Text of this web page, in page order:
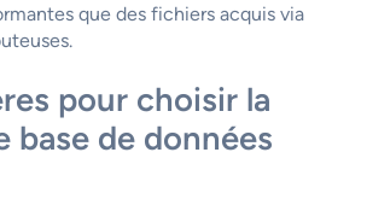
que des fichiers acquis via
pour choisir la
base de données